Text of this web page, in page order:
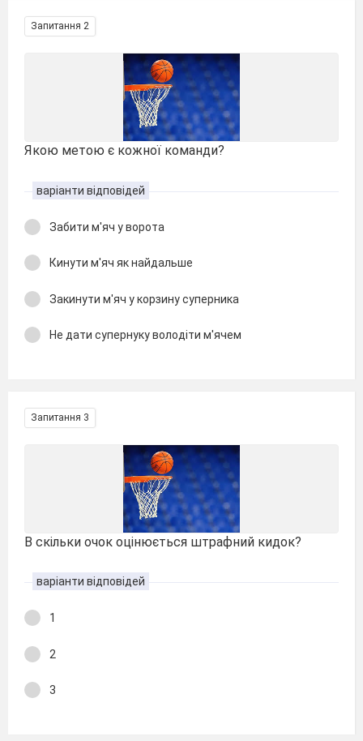
Запитання 2
Якою метою є кожної команди?
варіанти відповідей
Забити м'яч у ворота
Кинути м'яч як найдальше
Закинути м'яч у корзину суперника
Не дати супернуку володіти м'ячем
Запитання 3
В скільки очок оцінюється штрафний кидок?
варіанти відповідей
1
2
3